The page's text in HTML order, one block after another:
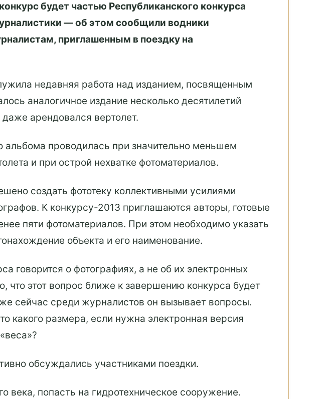
будет частью Республиканского конкурса
— об этом сообщили водники
приглашенным в поездку на
недавняя работа над изданием, посвященным
аналогичное издание несколько десятилетий
арендовался вертолет.
альбома проводилась при значительно меньшем
и при острой нехватке фотоматериалов.
создать фототеку коллективными усилиями
К конкурсу-2013 приглашаются авторы, готовые
пяти фотоматериалов. При этом необходимо указать
объекта и его наименование.
говорится о фотографиях, а не об их электронных
что этот вопрос ближе к завершению конкурса будет
сейчас среди журналистов он вызывает вопросы.
какого размера, если нужна электронная версия
обсуждались участниками поездки.
века, попасть на гидротехническое сооружение.